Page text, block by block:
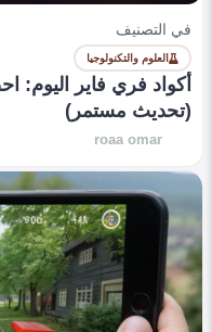
في التصنيف
العلوم والتكنولوجيا
أكواد فري فاير اليوم:
(تحديث مستمر)
roaa omar